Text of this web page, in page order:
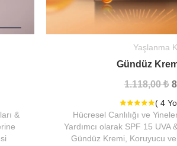
&
Yaşlanma
Gündüz
1.118,00 ₺
( 4
Hücresel Canlılığı ve
Yardımcı olarak SPF 15 UVA
Gündüz Kremi, Koruyucu ve